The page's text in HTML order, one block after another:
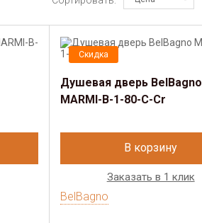
Скидка
Душевая дверь BelBagno
MARMI-B-1-80-C-Cr
В корзину
Заказать в 1 клик
BelBagno